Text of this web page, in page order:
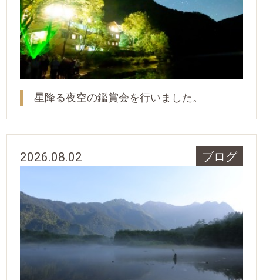
星降る夜空の鑑賞会を行いました。
2026.08.02 ブログ